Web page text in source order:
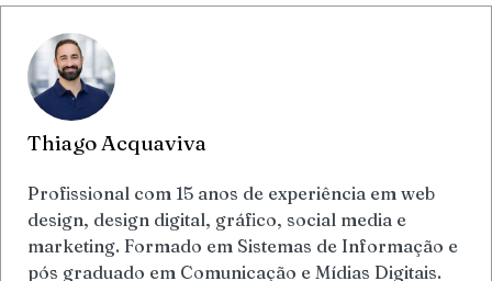
Thiago Acquaviva
Profissional com 15 anos de experiência em web
design, design digital, gráfico, social media e
marketing. Formado em Sistemas de Informação e
pós graduado em Comunicação e Mídias Digitais.